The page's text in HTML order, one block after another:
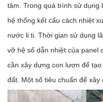
tâm. Trong quá trình sử dụng
hệ thống kết cấu cách nhiệt
nước li ti. Thời gian sử dụng
vỡ hệ số dẫn nhiệt của panel
cần xây dựng con lươn để
đất. Một số tiêu chuẩn để